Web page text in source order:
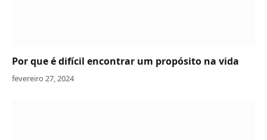
Por que é difícil encontrar um propósito na vida
fevereiro 27, 2024